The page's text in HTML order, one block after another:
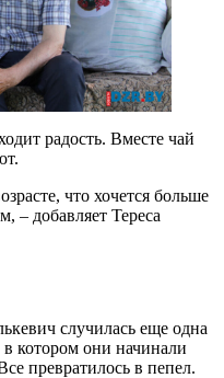
радость. Вместе чай
что хочется больше
– добавляет Тереса
случилась еще одна
котором они начинали
превратилось в пепел.